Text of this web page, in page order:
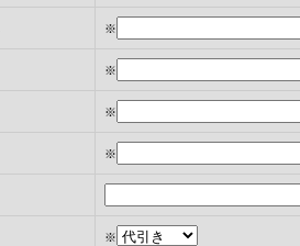
※
※
※
※
※